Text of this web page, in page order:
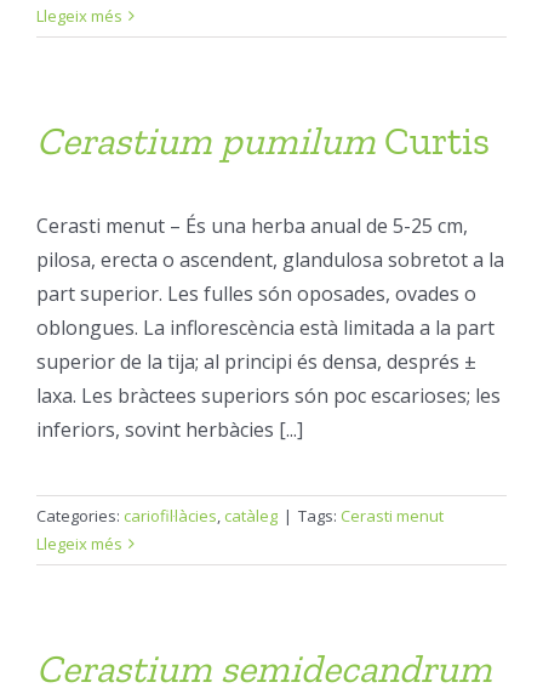
Llegeix més
Cerastium pumilum Curtis
Cerasti menut – És una herba anual de 5-25 cm,
pilosa, erecta o ascendent, glandulosa sobretot a la
part superior. Les fulles són oposades, ovades o
oblongues. La inflorescència està limitada a la part
superior de la tija; al principi és densa, després ±
laxa. Les bràctees superiors són poc escarioses; les
inferiors, sovint herbàcies [...]
Categories: cariofil·làcies, catàleg | Tags: Cerasti menut
Llegeix més
Cerastium semidecandrum